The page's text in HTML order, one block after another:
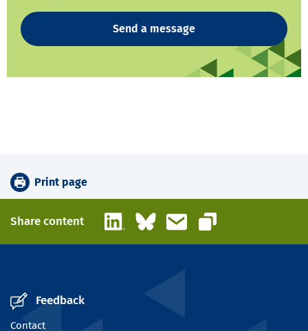
Send a message
Print page
Share content LinkedInBlueskyEmail
Copy link
Feedback
Contact